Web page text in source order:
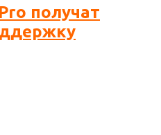
получат